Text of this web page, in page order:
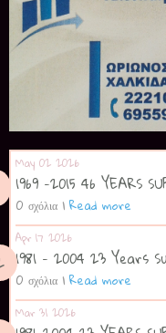
May 02 2026
1969 -2015 46 YEARS
0 σχόλια | Read more
Apr 17 2026
1981 - 2004 23 Years
0 σχόλια | Read more
Mar 31 2026